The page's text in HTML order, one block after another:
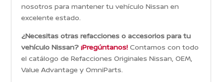
nosotros para mantener tu vehículo Nissan en
excelente estado.
¿Necesitas otras refacciones o accesorios para tu
vehículo Nissan?¡Pregúntanos! Contamos con todo
el catálogo de Refacciones Originales Nissan, OEM,
Value Advantage y OmniParts.